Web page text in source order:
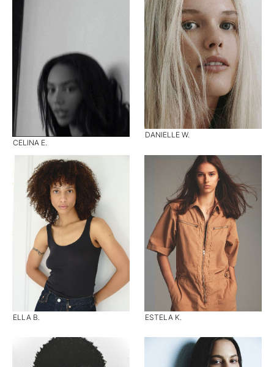
CELINA E.
DANIELLE W.
ELLA B. ESTELA K.